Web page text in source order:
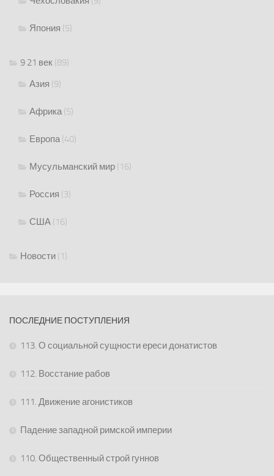
Япония (5)
9 21 век (89)
Азия (9)
Африка(5)
Европа(40)
Мусульманский мир (16)
Россия (3)
США (16)
Новости (1)
ПОСЛЕДНИЕ ПОСТУПЛЕНИЯ
113. О социальной сущности ереси донатистов
112. Восстание рабов
111. Движение агонистиков
Падение западной римской империи
110. Общественный строй гуннов